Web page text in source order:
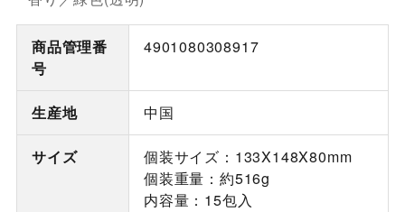
商品管理番
号
4901080308917
生産地 中国
サイズ
個装サイズ：133X148X80mm
個装重量：約516g
内容量：15包入